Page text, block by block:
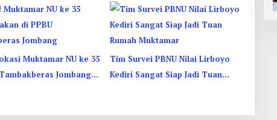
Muktamar NU ke 35
Jombang,
Tim Survei PBNU Nilai Lirboyo
Kediri Sangat Siap Jadi Tuan